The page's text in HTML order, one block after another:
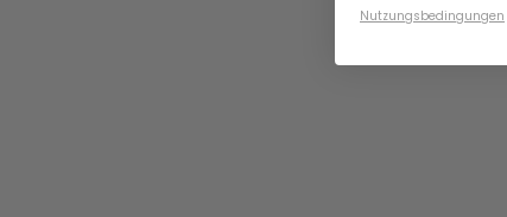
Nutzungsbedingungen